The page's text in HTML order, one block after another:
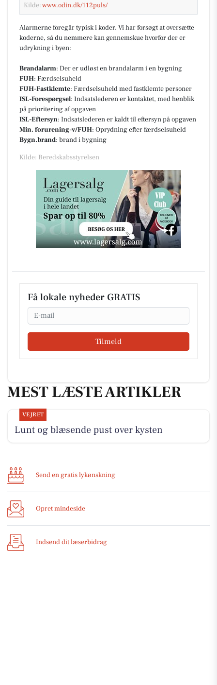
Kilde:www.odin.dk/112puls/
Alarmerne foregår typisk i koder. Vi har forsøgt at oversætte
koderne, så du nemmere kan gennemskue hvorfor der er
udrykning i byen:
Brandalarm: Der er udløst en brandalarm i en bygning
FUH: Færdselsuheld
FUH-Fastklemte: Færdselsuheld med fastklemte personer
ISL-Forespørgsel: Indsatslederen er kontaktet, med henblik
på prioritering af opgaven
ISL-Eftersyn: Indsatslederen er kaldt til eftersyn på opgaven
Min. forurening-v/FUH: Oprydning efter færdselsuheld
Bygn.brand: brand i bygning
Kilde: Beredskabsstyrelsen
Få lokale nyheder GRATIS
Email
Tilmeld
MEST LÆSTE ARTIKLER
VEJRET
Lunt og blæsende pust over kysten
Send en gratis lykønskning
Opret mindeside
Indsend dit læserbidrag